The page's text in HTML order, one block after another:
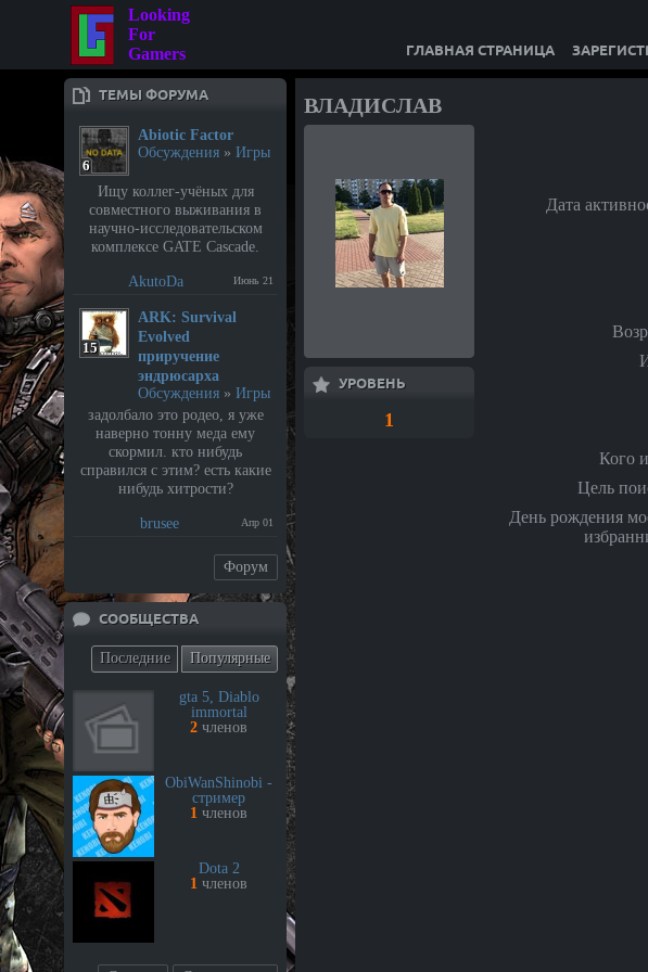
Looking
For
Gamers
ГЛАВНАЯ СТРАНИЦА
ТЕМЫ ФОРУМА
6
Abiotic Factor
Обсуждения » Игры
Ищу коллег-учёных для
совместного выживания в
научно-исследовательском
комплексе GATE Cascade.
AkutoDa Июнь 21
15
⁣ARK: Survival
Evolved
приручение
эндрюсарха
Обсуждения » Игры
задолбало это родео, я уже
наверно тонну меда ему
скормил. кто нибудь
справился с этим? есть какие
нибудь хитрости?
brusee Апр 01
Форум
СООБЩЕСТВА
Последние Популярные
gta 5, Diablo
immortal
2 членов
ObiWanShinobi -
стример
1 членов
Dota 2
1 членов
ВЛАДИСЛАВ
УРОВЕНЬ
1
Дата
Кого
Цель
День рождения